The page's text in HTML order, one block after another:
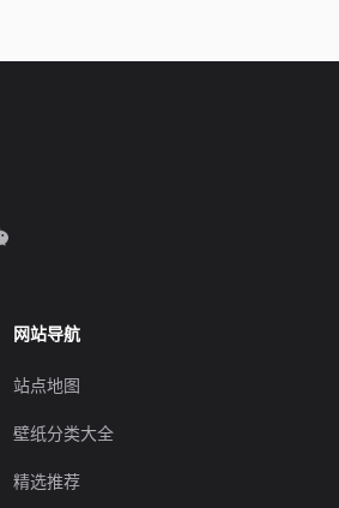
网站导航
站点地图
壁纸分类大全
精选推荐